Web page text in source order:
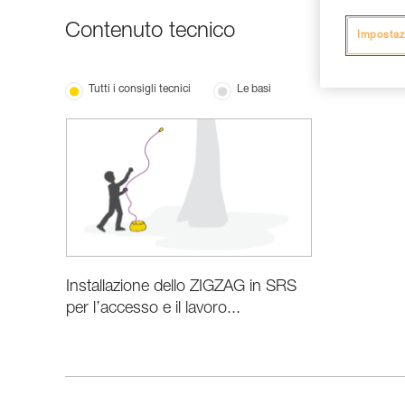
Contenuto tecnico
Tutti i consigli tecnici Le basi
Installazione dello ZIGZAG in SRS
per l’accesso e il lavoro...